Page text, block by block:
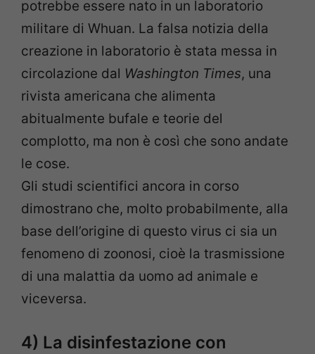
potrebbe essere nato in un laboratorio
militare di Whuan. La falsa notizia della
creazione in laboratorio è stata messa in
circolazione dal Washington Times, una
rivista americana che alimenta
abitualmente bufale e teorie del
complotto, ma non è così che sono andate
le cose.
Gli studi scientifici ancora in corso
dimostrano che, molto probabilmente, alla
base dell’origine di questo virus ci sia un
fenomeno di zoonosi, cioè la trasmissione
di una malattia da uomo ad animale e
viceversa.
4) La disinfestazione con